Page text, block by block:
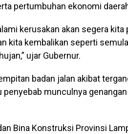
pertumbuhan ekonomi
kerusakan akan segera
kita kembalikan seperti
ujar Gubernur.
badan jalan akibat
penyebab munculnya
Bina Konstruksi Provinsi